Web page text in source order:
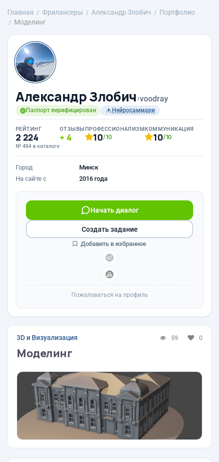
Главная Фрилансеры Александр Злобич
Портфолио
Моделинг
Александр Злобич›voodray
Паспорт верифицирован Нейросаммари
РЕЙТИНГ
2 224
№ 484 в каталоге
ОТЗЫВЫ
4
ПРОФЕССИОНАЛИЗМ
10/10
КОММУНИКАЦИЯ
10/10
Город
Минск
На сайте с
2016 года
Начать диалог
Создать задание
Добавить в избранное
Пожаловаться на профиль
3D и Визуализация 59 0
Моделинг